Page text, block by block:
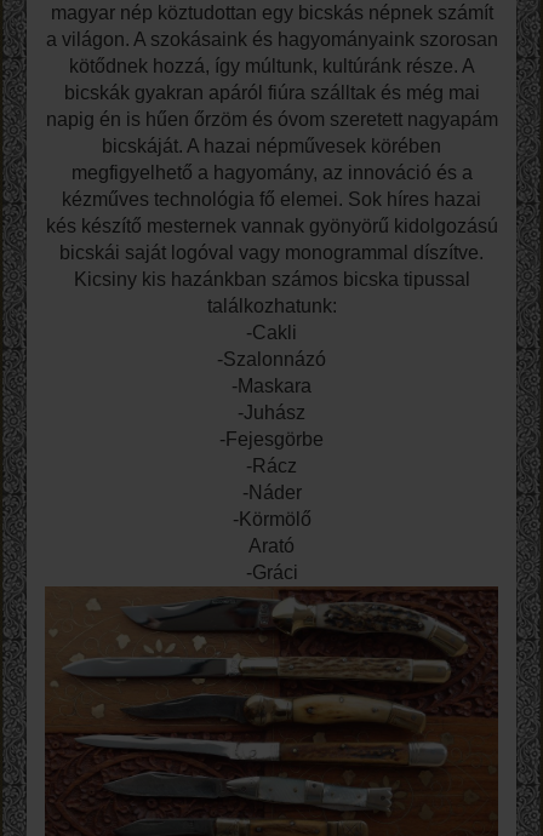
magyar nép köztudottan egy bicskás népnek számít
a világon. A szokásaink és hagyományaink szorosan
kötődnek hozzá, így múltunk, kultúránk része. A
bicskák gyakran apáról fiúra szálltak és még mai
napig én is hűen őrzöm és óvom szeretett nagyapám
bicskáját. A hazai népművesek körében
megfigyelhető a hagyomány, az innováció és a
kézműves technológia fő elemei. Sok híres hazai
kés készítő mesternek vannak gyönyörű kidolgozású
bicskái saját logóval vagy monogrammal díszítve.
Kicsiny kis hazánkban számos bicska tipussal
találkozhatunk:
-Cakli
-Szalonnázó
-Maskara
-Juhász
-Fejesgörbe
-Rácz
-Náder
-Körmölő
Arató
-Gráci